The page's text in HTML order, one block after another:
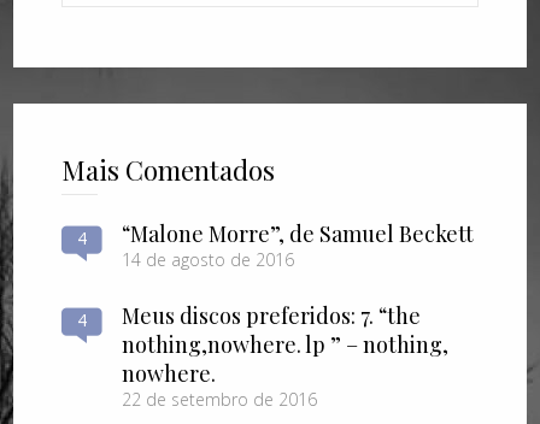
Mais Comentados
4 “Malone Morre”, de Samuel Beckett
14 de agosto de 2016
4
Meus discos preferidos: 7. “the
nothing​,​nowhere. lp ” – nothing​,​
nowhere.
22 de setembro de 2016